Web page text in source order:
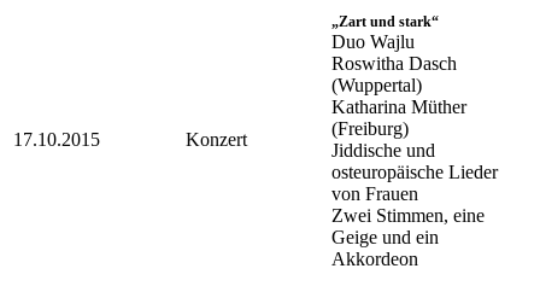
17.10.2015 Konzert
„Zart und stark“
Duo Wajlu
Roswitha Dasch
(Wuppertal)
Katharina Müther
(Freiburg)
Jiddische und
osteuropäische Lieder
von Frauen
Zwei Stimmen, eine
Geige und ein
Akkordeon